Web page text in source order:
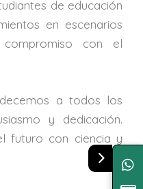
de educación
en escenarios
compromiso con el
a todos los
y dedicación.
futuro con ciencia y